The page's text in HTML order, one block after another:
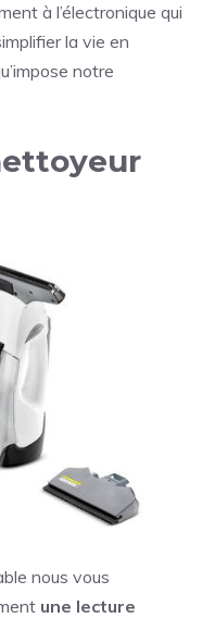
à l’électronique qui
la vie en
notre
nous vous
une lecture